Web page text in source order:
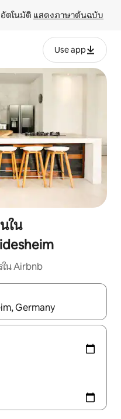
ตโนมัติ แสดงภาษาต้นฉบับ
Use app
ใน
น Airbnb
ปัด เพื่อสำรวจผลการค้นหา